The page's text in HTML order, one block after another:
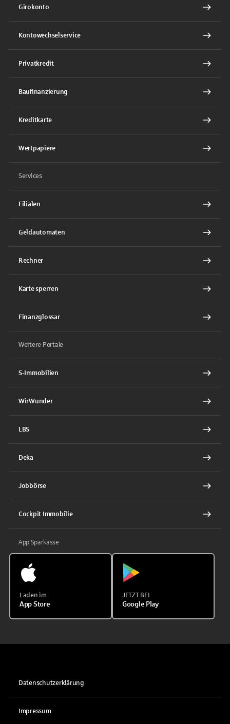
Girokonto
Kontowechselservice
Privatkredit
Baufinanzierung
Kreditkarte
Wertpapiere
Services
Filialen
Geldautomaten
Rechner
Karte sperren
Finanzglossar
Weitere Portale
S-Immobilien
WirWunder
LBS
Deka
Jobbörse
Cockpit Immobilie
App Sparkasse
Laden im
App Store
JETZT BEI
Google Play
Datenschutzerklärung
Impressum